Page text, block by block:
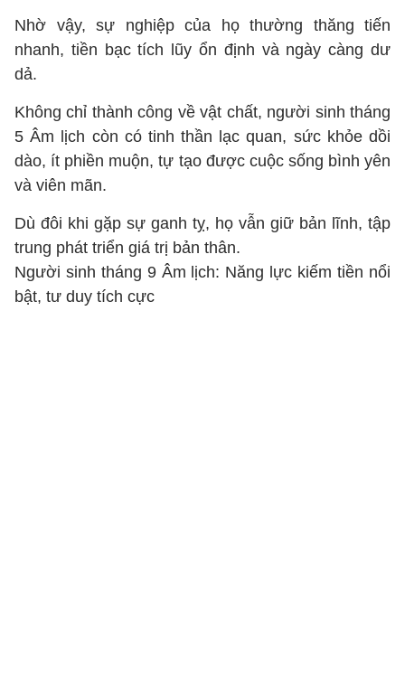
Nhờ vậy, sự nghiệp của họ thường thăng tiến
nhanh, tiền bạc tích lũy ổn định và ngày càng dư
dả.
Không chỉ thành công về vật chất, người sinh tháng
5 Âm lịch còn có tinh thần lạc quan, sức khỏe dồi
dào, ít phiền muộn, tự tạo được cuộc sống bình yên
và viên mãn.
Dù đôi khi gặp sự ganh tỵ, họ vẫn giữ bản lĩnh, tập
trung phát triển giá trị bản thân.
Người sinh tháng 9 Âm lịch: Năng lực kiếm tiền nổi
bật, tư duy tích cực